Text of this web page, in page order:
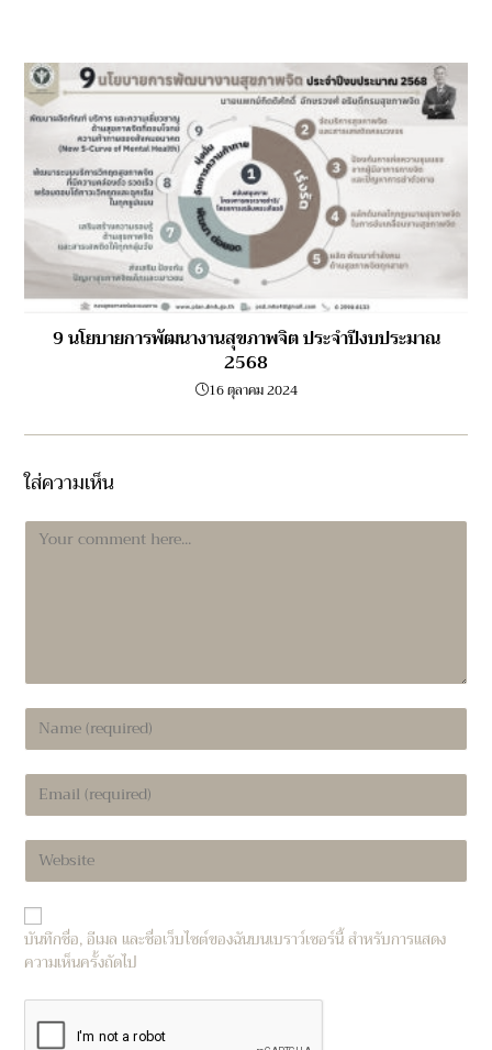
9 นโยบายการพัฒนางานสุขภาพจิต ประจำปีงบประมาณ
2568
16 ตุลาคม 2024
ใส่ความเห็น
Comment
Enter
your
username
comment
Enter
your
address
to
Enter
your
URL
(optional)
บันทึกชื่อ, อีเมล และชื่อเว็บไซต์ของฉันบนเบราว์เซอร์นี้ สำหรับการแสดง
ความเห็นครั้งถัดไป